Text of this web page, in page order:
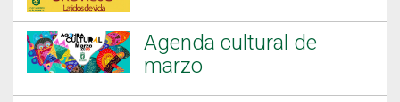
Agenda cultural de
marzo